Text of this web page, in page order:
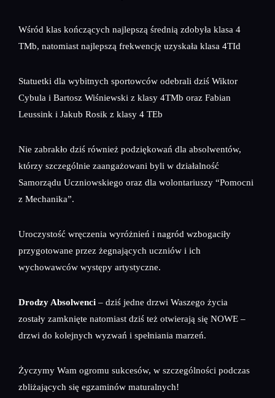
Wśród klas kończących najlepszą średnią zdobyła klasa 4
TMb, natomiast najlepszą frekwencję uzyskała klasa 4TId
Statuetki dla wybitnych sportowców odebrali dziś Wiktor
Cybula i Bartosz Wiśniewski z klasy 4TMb oraz Fabian
Leussink i Jakub Rosik z klasy 4 TEb
Nie zabrakło dziś również podziękowań dla absolwentów,
którzy szczególnie zaangażowani byli w działalność
Samorządu Uczniowskiego oraz dla wolontariuszy “Pomocni
z Mechanika”.
Uroczystość wręczenia wyróżnień i nagród wzbogaciły
przygotowane przez żegnających uczniów i ich
wychowawców występy artystyczne.
Drodzy Absolwenci – dziś jedne drzwi Waszego życia
zostały zamknięte natomiast dziś też otwierają się NOWE –
drzwi do kolejnych wyzwań i spełniania marzeń.
Życzymy Wam ogromu sukcesów, w szczególności podczas
zbliżających się egzaminów maturalnych!